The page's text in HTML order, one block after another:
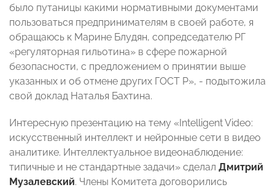
было путаницы какими нормативными документами
пользоваться предпринимателям в своей работе, я
обращаюсь к Марине Блудян, сопредседателю РГ
«регуляторная гильотина» в сфере пожарной
безопасности, с предложением о принятии выше
указанных и об отмене других ГОСТ Р», - подытожила
свой доклад Наталья Бахтина.
Интересную презентацию на тему «Intelligent Video:
искусственный интеллект и нейронные сети в видео
аналитике. Интеллектуальное видеонаблюдение:
типичные и не стандартные задачи» сделал Дмитрий
Музалевский. Члены Комитета договорились